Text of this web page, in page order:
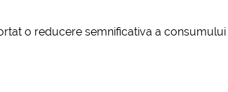
o reducere semnificativa a